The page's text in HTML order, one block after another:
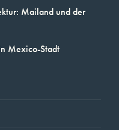
Mailand und der
Mexico-Stadt